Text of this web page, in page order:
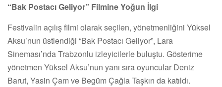
“Bak Postacı Geliyor” Filmine Yoğun İlgi
Festivalin açılış filmi olarak seçilen, yönetmenliğini Yüksel
Aksu’nun üstlendiği “Bak Postacı Geliyor”, Lara
Sineması’nda Trabzonlu izleyicilerle buluştu. Gösterime
yönetmen Yüksel Aksu’nun yanı sıra oyuncular Deniz
Barut, Yasin Çam ve Begüm Çağla Taşkın da katıldı.